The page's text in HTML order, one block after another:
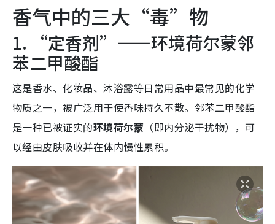
香气中的三大“毒”物
1. “定香剂”——环境荷尔蒙邻
苯二甲酸酯
这是香水、化妆品、沐浴露等日常用品中最常见的化学
物质之一，被广泛用于使香味持久不散。 邻苯二甲酸酯
是一种已被证实的环境荷尔蒙 （即内分泌干扰物），可
以经由皮肤吸收并在体内慢性累积。